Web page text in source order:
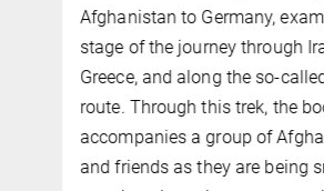
Afghanistan to Germany,
stage of the journey through
Greece, and along the so-
route. Through this trek, the
accompanies a group of
and friends as they are being